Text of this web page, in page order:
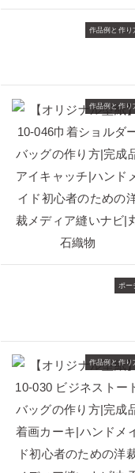
作品例と作り
作品例と作り
ポー
作品例と作り